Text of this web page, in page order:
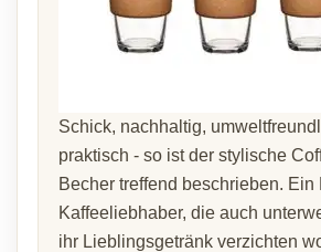
Schick, nachhaltig,
praktisch - so ist der stylische
Becher treffend beschrieben. Ein
Kaffeeliebhaber, die auch
ihr Lieblingsgetränk verzichten